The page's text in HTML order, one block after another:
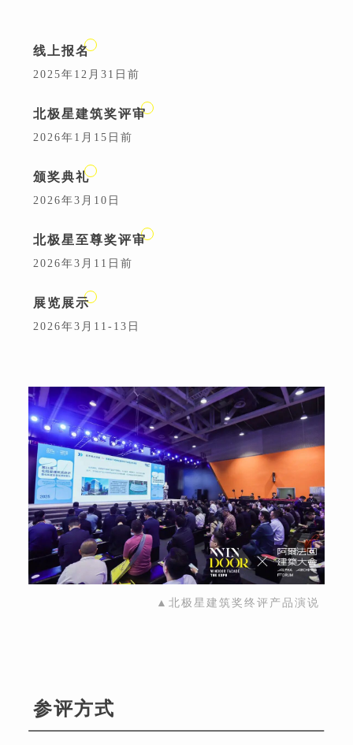
线上报名
2025年12月31日前
北极星建筑奖评审
2026年1月15日前
颁奖典礼
2026年3月10日
北极星至尊奖评审
2026年3月11日前
展览展示
2026年3月11-13日
▲北极星建筑奖终评产品演说
参评方式